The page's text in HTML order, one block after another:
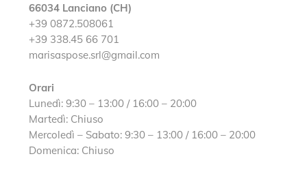
66034 Lanciano (CH)
+39 0872.508061
+39 338.45 66 701
marisaspose.srl@gmail.com
Orari
Lunedì: 9:30 – 13:00 / 16:00 – 20:00
Martedì: Chiuso
Mercoledì – Sabato: 9:30 – 13:00 / 16:00 – 20:00
Domenica: Chiuso